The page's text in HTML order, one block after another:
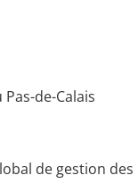
de-Calais
de gestion des